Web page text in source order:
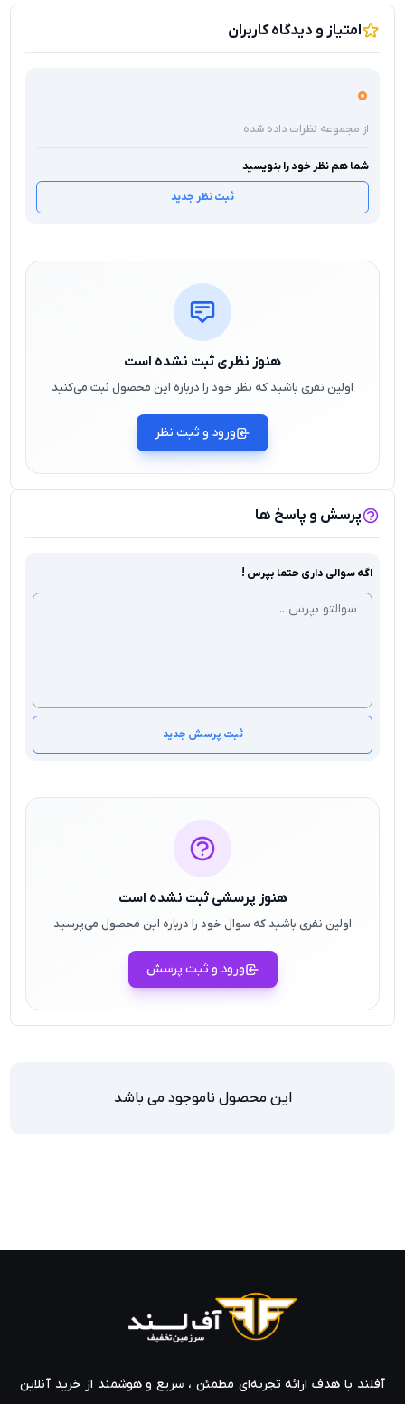
امتیاز و دیدگاه کاربران
0
از مجموعه نظرات داده شده
شما هم نظر خود را بنویسید
ثبت نظر جدید
هنوز نظری ثبت نشده است
اولین نفری باشید که نظر خود را درباره این محصول ثبت می‌کنید
ورود و ثبت نظر
پرسش و پاسخ ها
اگه سوالی داری حتما بپرس !
ثبت پرسش جدید
هنوز پرسشی ثبت نشده است
اولین نفری باشید که سوال خود را درباره این محصول می‌پرسید
ورود و ثبت پرسش
این محصول ناموجود می باشد
آفلند با هدف ارائه‌ تجربه‌ای مطمئن ، سریع و هوشمند از خرید آنلاین